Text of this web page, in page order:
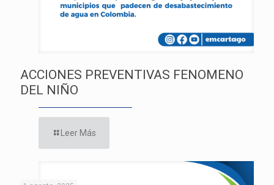
ACCIONES PREVENTIVAS FENOMENO
DEL NIÑO
Leer Más